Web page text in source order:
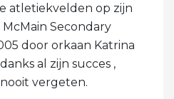
atletiekvelden op zijn
Secondary
door orkaan Katrina
al zijn succes ,
vergeten.